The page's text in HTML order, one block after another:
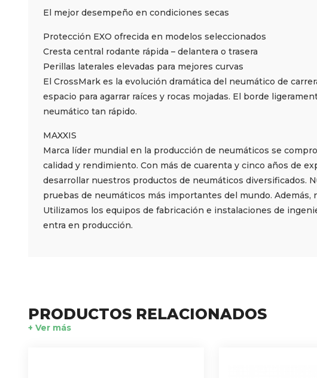
El mejor desempeño en condiciones secas
Protección EXO ofrecida en modelos seleccionados
Cresta central rodante rápida – delantera o trasera
Perillas laterales elevadas para mejores curvas
El CrossMark es la evolución dramática del neumático de
espacio para agarrar raíces y rocas mojadas. El borde
neumático tan rápido.
MAXXIS
Marca líder mundial en la producción de neumáticos se
calidad y rendimiento. Con más de cuarenta y cinco años de
desarrollar nuestros productos de neumáticos diversificados.
pruebas de neumáticos más importantes del mundo.
Utilizamos los equipos de fabricación e instalaciones de
entra en producción.
PRODUCTOS RELACIONADOS
+ Ver más